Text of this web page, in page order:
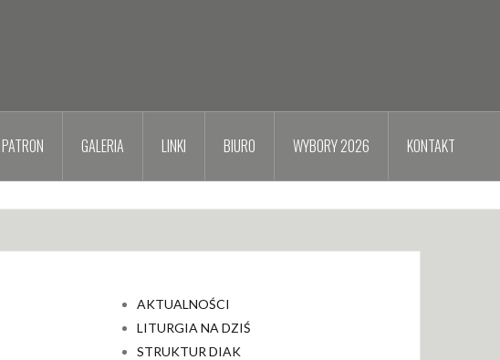
GALERIA LINKI BIURO WYBORY 2026 KONTAKT
AKTUALNOŚCI
LITURGIA NA DZIŚ
STRUKTUR DIAK